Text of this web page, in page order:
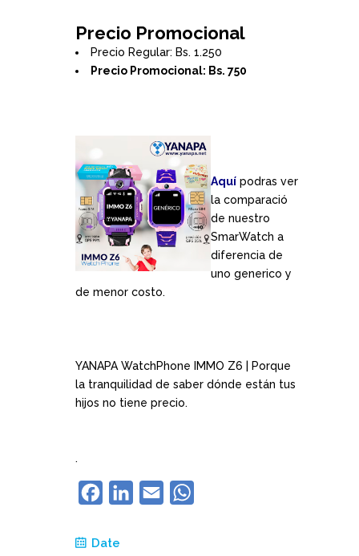
Precio Promocional
Precio Regular: Bs. 1.250
Precio Promocional: Bs. 750
Aquí podras ver
la comparació
de nuestro
SmarWatch a
diferencia de
uno generico y
de menor costo.
YANAPA WatchPhone IMMO Z6 | Porque
la tranquilidad de saber dónde están tus
hijos no tiene precio.
.
FacebookLinkedIn
Email
Date